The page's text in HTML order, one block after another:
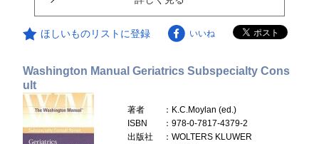
ほしいものリストに登録 いいね
Washington Manual Geriatrics Subspecialty Cons
ult
著者
：K.C.Moylan (ed.)
ISBN
：978-0-7817-4379-2
出版社
：WOLTERS KLUWER